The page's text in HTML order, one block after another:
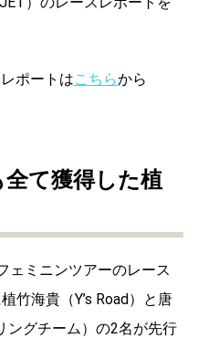
ポートはこちらから
て獲得した植
ェミニンツアーのレース
竹海貴（Y’s Road）と唐
ングチーム）の2名が先行